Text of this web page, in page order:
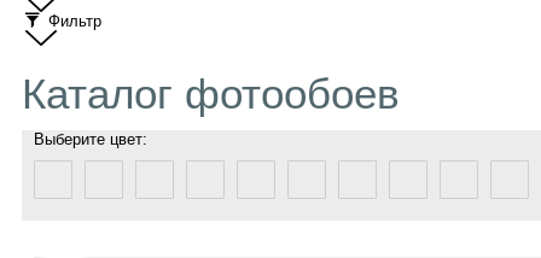
Фильтр
Каталог фотообоев
Выберите цвет: